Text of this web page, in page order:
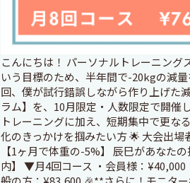
こんにちは！ パーソナルトレーニング
いう目標のため、半年間で-20kgの減
回、僕が試行錯誤しながら作り上げた
ラム】を、10月限定・人数限定で開催
トレーニングに加え、短期集中で更な
化のきっかけを掴みたい方 🌟 大会出
【1ヶ月で体重の-5%】 辰巳があなた
内】 ▼月4回コース ・会員様：